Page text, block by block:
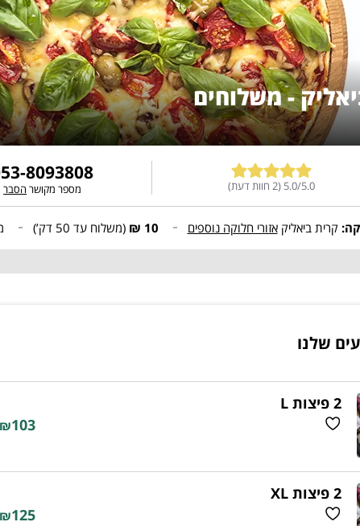
- משלוחים
5.0/5.0 (2 חוות דעת)
8093808
מספר מקושר הסבר
קרית ביאליקאזורי חלוקה נוספים 10 ₪ (משלוח עד 50 דק’ )
שלנו
2 פיצות L
₪103
2 פיצות XL
₪125